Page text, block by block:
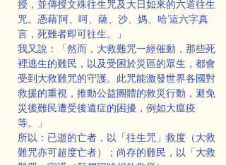
授，並傳授文殊往生咒及大日如來的六道往生
咒。憑藉‘阿、呵、薩、沙、媽、哈’這六字真
言，死難者即可往生。」
我又說：「然而，大救難咒一經催動，那些死
裡逃生的難民，以及受困於災區的眾生，都會
受到大救難咒的守護。此咒能激發世界各國對
救援的重視，推動公益團體的救災行動，避免
災後難民遭受後遺症的困擾，例如大瘟疫
等。」
所以：已逝的亡者，以「往生咒」救度（大救
難咒亦可超度亡者）；尚存的難民，以「大救